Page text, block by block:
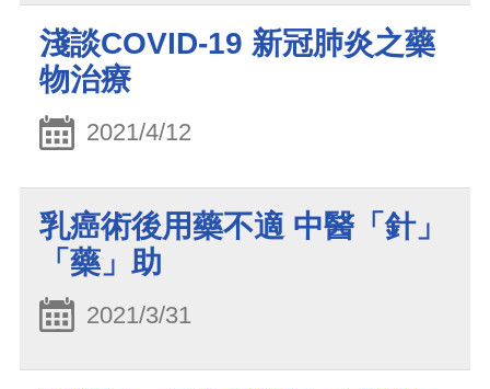
淺談COVID-19 新冠肺炎之藥
物治療
2021/4/12
乳癌術後用藥不適 中醫「針」
「藥」助
2021/3/31